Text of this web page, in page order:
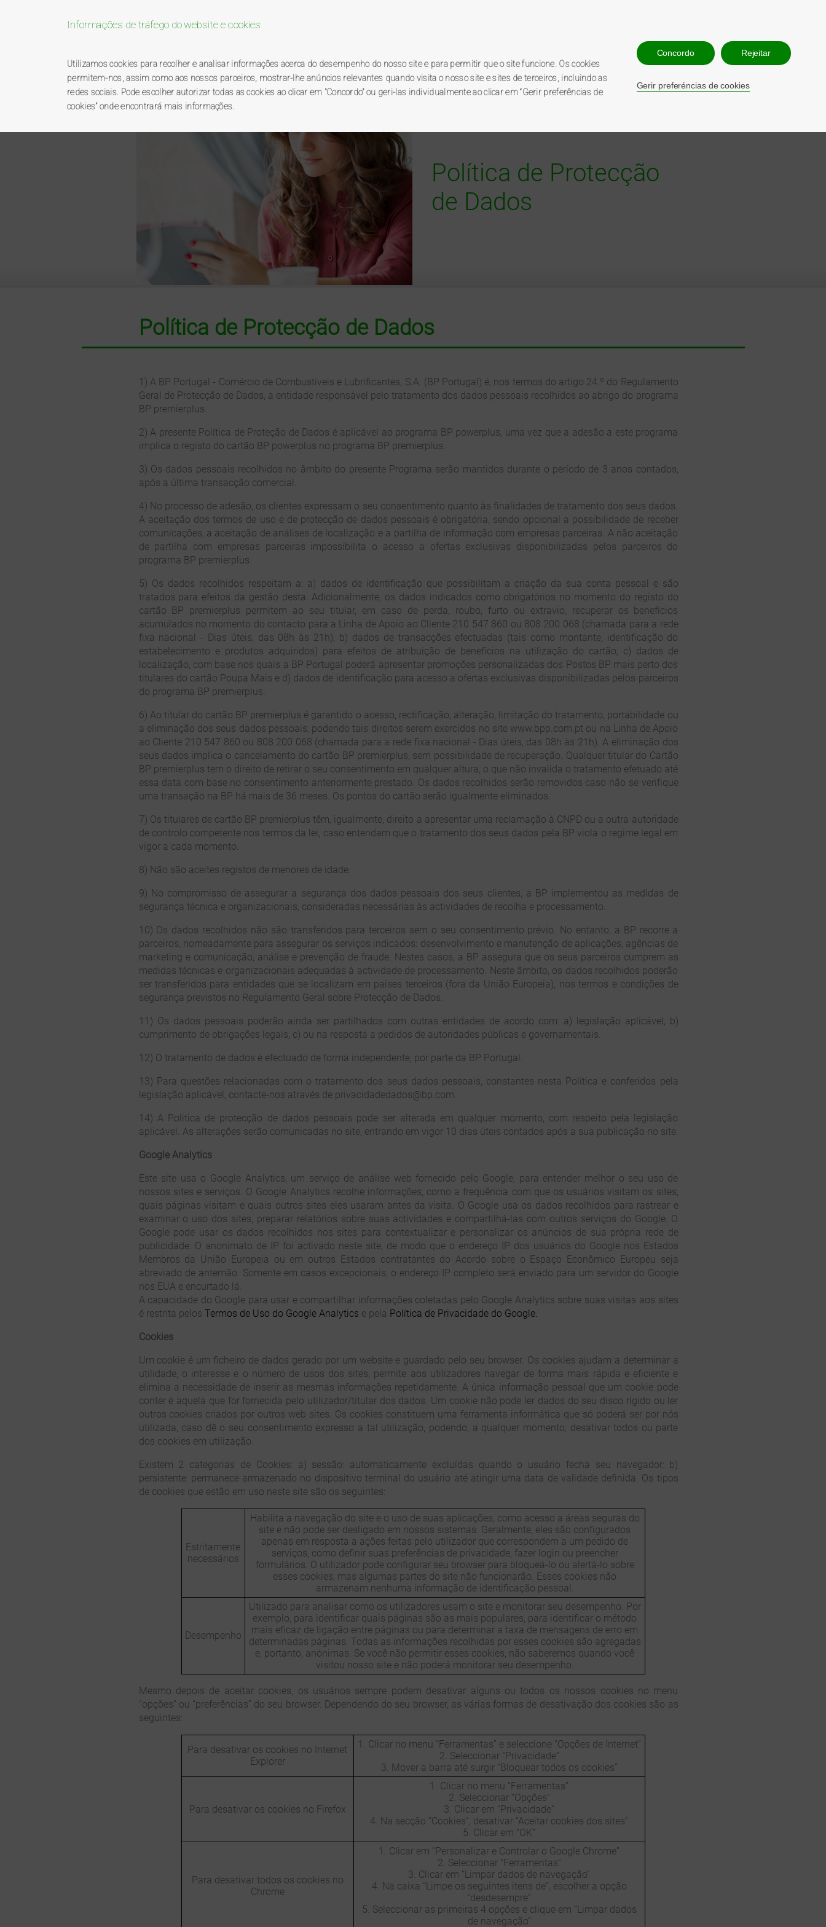
Informações de tráfego do website e cookies
Utilizamos cookies para recolher e analisar informações acerca do desempenho do nosso site e para permitir que o site funcione. Os cookies
permitem-nos, assim como aos nossos parceiros, mostrar-lhe anúncios relevantes quando visita o nosso site e sites de terceiros, incluindo as
redes sociais. Pode escolher autorizar todas as cookies ao clicar em "Concordo" ou geri-las individualmente ao clicar em “Gerir preferências de
cookies” onde encontrará mais informações.
Concordo Rejeitar
Gerir preferéncias de cookies
210 547 860
808 200 068
BPpremierplus catálogo de brindes promoções postos BP
Política de Protecção
de Dados
Política de Protecção de Dados
1) A BP Portugal - Comércio de Combustíveis e Lubrificantes, S.A. (BP Portugal) é, nos termos do artigo 24.º do Regulamento
Geral de Protecção de Dados, a entidade responsável pelo tratamento dos dados pessoais recolhidos ao abrigo do programa
BP premierplus.
2) A presente Política de Proteção de Dados é aplicável ao programa BP powerplus, uma vez que a adesão a este programa
implica o registo do cartão BP powerplus no programa BP premierplus.
3) Os dados pessoais recolhidos no âmbito do presente Programa serão mantidos durante o período de 3 anos contados,
após a última transacção comercial.
4) No processo de adesão, os clientes expressam o seu consentimento quanto às finalidades de tratamento dos seus dados.
A aceitação dos termos de uso e de protecção de dados pessoais é obrigatória, sendo opcional a possibilidade de receber
comunicações, a aceitação de análises de localização e a partilha de informação com empresas parceiras. A não aceitação
de partilha com empresas parceiras impossibilita o acesso a ofertas exclusivas disponibilizadas pelos parceiros do
programa BP premierplus.
5) Os dados recolhidos respeitam a: a) dados de identificação que possibilitam a criação da sua conta pessoal e são
tratados para efeitos da gestão desta. Adicionalmente, os dados indicados como obrigatórios no momento do registo do
cartão BP premierplus permitem ao seu titular, em caso de perda, roubo, furto ou extravio, recuperar os benefícios
acumulados no momento do contacto para a Linha de Apoio ao Cliente 210 547 860 ou 808 200 068 (chamada para a rede
fixa nacional - Dias úteis, das 08h às 21h), b) dados de transacções efectuadas (tais como montante, identificação do
estabelecimento e produtos adquiridos) para efeitos de atribuição de benefícios na utilização do cartão; c) dados de
localização, com base nos quais a BP Portugal poderá apresentar promoções personalizadas dos Postos BP mais perto dos
titulares do cartão Poupa Mais e d) dados de identificação para acesso a ofertas exclusivas disponibilizadas pelos parceiros
do programa BP premierplus.
6) Ao titular do cartão BP premierplus é garantido o acesso, rectificação, alteração, limitação do tratamento, portabilidade ou
a eliminação dos seus dados pessoais, podendo tais direitos serem exercidos no site www.bpp.com.pt ou na Linha de Apoio
ao Cliente 210 547 860 ou 808 200 068 (chamada para a rede fixa nacional - Dias úteis, das 08h às 21h). A eliminação dos
seus dados implica o cancelamento do cartão BP premierplus, sem possibilidade de recuperação. Qualquer titular do Cartão
BP premierplus tem o direito de retirar o seu consentimento em qualquer altura, o que não invalida o tratamento efetuado até
essa data com base no consentimento anteriormente prestado. Os dados recolhidos serão removidos caso não se verifique
uma transação na BP há mais de 36 meses. Os pontos do cartão serão igualmente eliminados.
7) Os titulares de cartão BP premierplus têm, igualmente, direito a apresentar uma reclamação à CNPD ou a outra autoridade
de controlo competente nos termos da lei, caso entendam que o tratamento dos seus dados pela BP viola o regime legal em
vigor a cada momento.
8) Não são aceites registos de menores de idade.
9) No compromisso de assegurar a segurança dos dados pessoais dos seus clientes, a BP implementou as medidas de
segurança técnica e organizacionais, consideradas necessárias às actividades de recolha e processamento.
10) Os dados recolhidos não são transferidos para terceiros sem o seu consentimento prévio. No entanto, a BP recorre a
parceiros, nomeadamente para assegurar os serviços indicados: desenvolvimento e manutenção de aplicações, agências de
marketing e comunicação, análise e prevenção de fraude. Nestes casos, a BP assegura que os seus parceiros cumprem as
medidas técnicas e organizacionais adequadas à actividade de processamento. Neste âmbito, os dados recolhidos poderão
ser transferidos para entidades que se localizam em países terceiros (fora da União Europeia), nos termos e condições de
segurança previstos no Regulamento Geral sobre Protecção de Dados.
11) Os dados pessoais poderão ainda ser partilhados com outras entidades de acordo com: a) legislação aplicável, b)
cumprimento de obrigações legais, c) ou na resposta a pedidos de autoridades públicas e governamentais.
12) O tratamento de dados é efectuado de forma independente, por parte da BP Portugal.
13) Para questões relacionadas com o tratamento dos seus dados pessoais, constantes nesta Política e conferidos pela
legislação aplicável, contacte-nos através de privacidadedados@bp.com.
14) A Politica de protecção de dados pessoais pode ser alterada em qualquer momento, com respeito pela legislação
aplicável. As alterações serão comunicadas no site, entrando em vigor 10 dias úteis contados após a sua publicação no site.
Google Analytics
Este site usa o Google Analytics, um serviço de análise web fornecido pelo Google, para entender melhor o seu uso de
nossos sites e serviços. O Google Analytics recolhe informações, como a frequência com que os usuários visitam os sites,
quais páginas visitam e quais outros sites eles usaram antes da visita. O Google usa os dados recolhidos para rastrear e
examinar o uso dos sites, preparar relatórios sobre suas actividades e compartilhá-las com outros serviços do Google. O
Google pode usar os dados recolhidos nos sites para contextualizar e personalizar os anúncios de sua própria rede de
publicidade. O anonimato de IP foi activado neste site, de modo que o endereço IP dos usuários do Google nos Estados
Membros da União Europeia ou em outros Estados contratantes do Acordo sobre o Espaço Econômico Europeu seja
abreviado de antemão. Somente em casos excepcionais, o endereço IP completo será enviado para um servidor do Google
nos EUA e encurtado lá.
A capacidade do Google para usar e compartilhar informações coletadas pelo Google Analytics sobre suas visitas aos sites
é restrita pelos Termos de Uso do Google Analytics e pela Política de Privacidade do Google.
Cookies
Um cookie é um ficheiro de dados gerado por um website e guardado pelo seu browser. Os cookies ajudam a determinar a
utilidade, o interesse e o número de usos dos sites, permite aos utilizadores navegar de forma mais rápida e eficiente e
elimina a necessidade de inserir as mesmas informações repetidamente. A única informação pessoal que um cookie pode
conter é aquela que for fornecida pelo utilizador/titular dos dados. Um cookie não pode ler dados do seu disco rígido ou ler
outros cookies criados por outros web sites. Os cookies constituem uma ferramenta informática que só poderá ser por nós
utilizada, caso dê o seu consentimento expresso a tal utilização, podendo, a qualquer momento, desativar todos ou parte
dos cookies em utilização.
Existem 2 categorias de Cookies: a) sessão: automaticamente excluídas quando o usuário fecha seu navegador: b)
persistente: permanece armazenado no dispositivo terminal do usuário até atingir uma data de validade definida. Os tipos
de cookies que estão em uso neste site são os seguintes:
Estritamente
necessários
Habilita a navegação do site e o uso de suas aplicações, como acesso a áreas seguras do
site e não pode ser desligado em nossos sistemas. Geralmente, eles são configurados
apenas em resposta a ações feitas pelo utilizador que correspondem a um pedido de
serviços, como definir suas preferências de privacidade, fazer login ou preencher
formulários. O utilizador pode configurar seu browser para bloqueá-lo ou alertá-lo sobre
esses cookies, mas algumas partes do site não funcionarão. Esses cookies não
armazenam nenhuma informação de identificação pessoal.
Desempenho
Utilizado para analisar como os utilizadores usam o site e monitorar seu desempenho. Por
exemplo, para identificar quais páginas são as mais populares, para identificar o método
mais eficaz de ligação entre páginas ou para determinar a taxa de mensagens de erro em
determinadas páginas. Todas as informações recolhidas por esses cookies são agregadas
e, portanto, anónimas. Se você não permitir esses cookies, não saberemos quando você
visitou nosso site e não poderá monitorar seu desempenho.
Mesmo depois de aceitar cookies, os usuários sempre podem desativar alguns ou todos os nossos cookies no menu
“opções” ou “preferências” do seu browser. Dependendo do seu browser, as várias formas de desativação dos cookies são as
seguintes:
Para desativar os cookies no Internet
Explorer
1. Clicar no menu “Ferramentas” e seleccione “Opções de Internet”
2. Seleccionar “Privacidade”
3. Mover a barra até surgir “Bloquear todos os cookies”
Para desativar os cookies no Firefox
1. Clicar no menu “Ferramentas”
2. Seleccionar “Opções”
3. Clicar em “Privacidade”
4. Na secção “Cookies”, desativar “Aceitar cookies dos sites”
5. Clicar em “OK”
Para desativar todos os cookies no
Chrome
1. Clicar em “Personalizar e Controlar o Google Chrome”
2. Seleccionar “Ferramentas”
3. Clicar em “Limpar dados de navegação”
4. Na caixa “Limpe os seguintes itens de”, escolher a opção
“desdesempre”
5. Seleccionar as primeiras 4 opções e clique em “Limpar dados
de navegação”